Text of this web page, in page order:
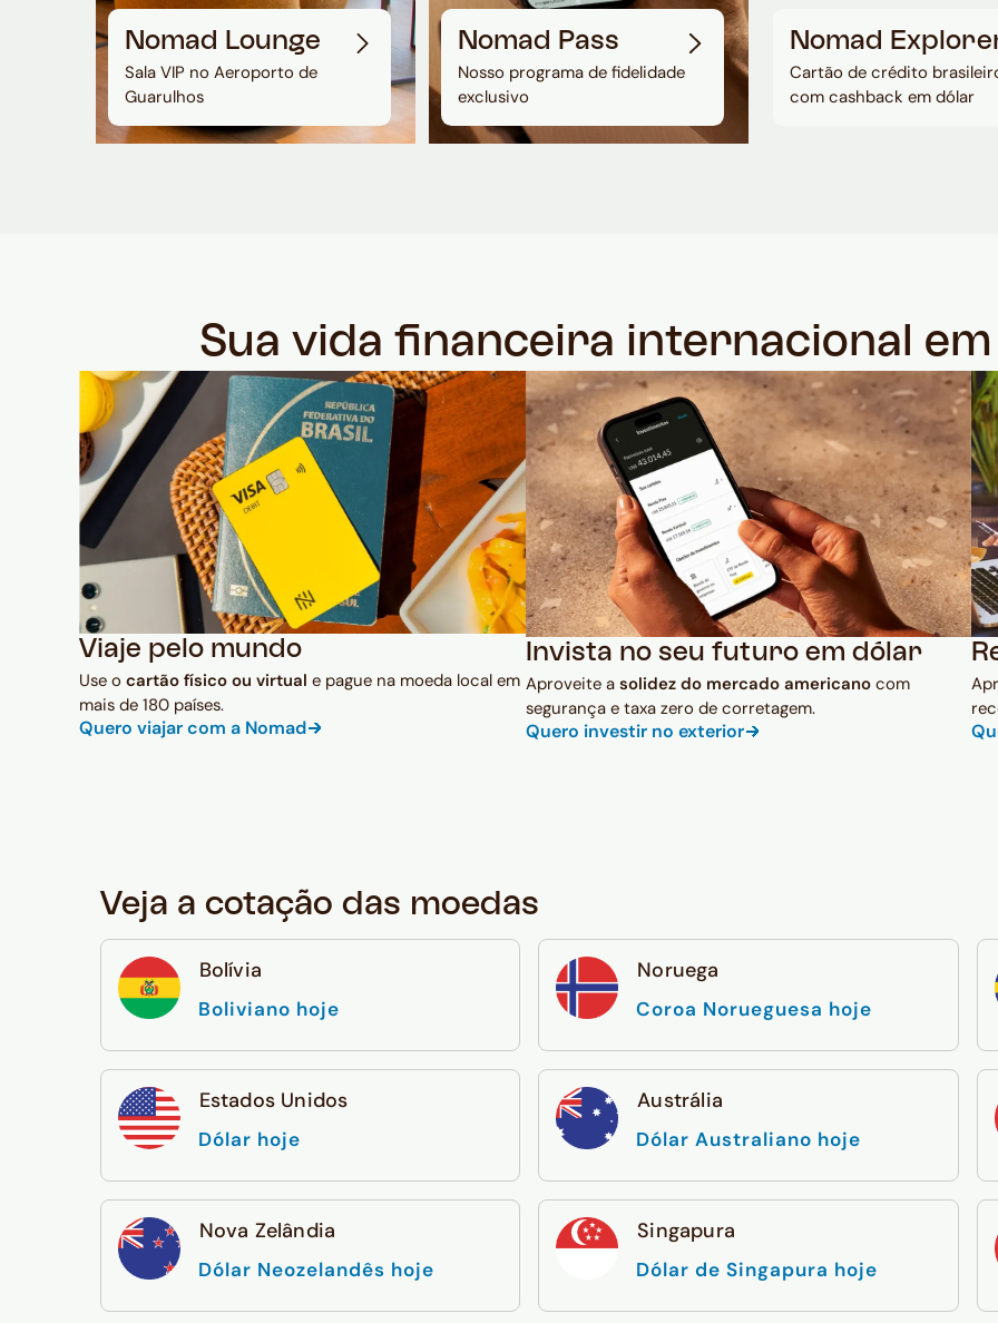
Nomad Lounge
Sala VIP no Aeroporto de
Guarulhos
Nomad Pass
Nosso programa de fidelidade
exclusivo
Nomad
Cartão de crédito
com cashback em dólar
Sua vida financeira internacional
Viaje pelo mundo
Use o cartão físico ou virtual e pague na moeda local em
mais de 180 países.
Quero viajar com a Nomad
Invista no seu futuro em dólar
Aproveite a solidez do mercado americanocom
segurança e taxa zero de corretagem.
Quero investir no exterior
Veja a cotação das moedas
Bolívia
Boliviano hoje
Noruega
Coroa Norueguesa hoje
Estados Unidos
Dólar hoje
Austrália
Dólar Australiano hoje
Nova Zelândia
Dólar Neozelandês hoje
Singapura
Dólar de Singapura hoje